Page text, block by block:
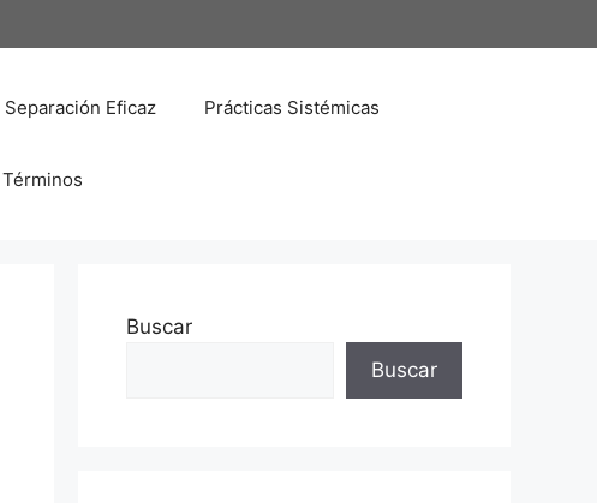
Separación Eficaz Prácticas Sistémicas
Términos
Buscar
Buscar